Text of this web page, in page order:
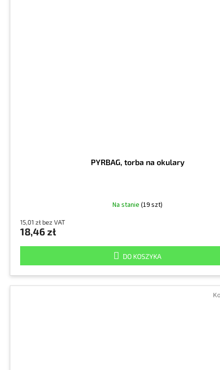
PYRBAG, torba na okulary
Na stanie (19 szt)
15,01 zł bez VAT
18,46 zł
DO KOSZYKA